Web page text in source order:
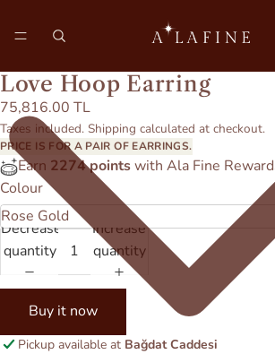
Love Hoop Earring
75,816.00 TL
Taxes included. Shipping calculated at checkout.
PRICE IS FOR A PAIR OF EARRINGS.
Earn 2274 pointswith Ala Fine
Colour
Decrease
quantity
Increase
quantity
Buy it now
Pickup available at Bağdat Caddesi